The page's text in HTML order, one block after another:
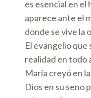
es esencial en el
aparece ante el
donde se vive la
El evangelio que
realidad en todo
María creyó en
Dios en su seno